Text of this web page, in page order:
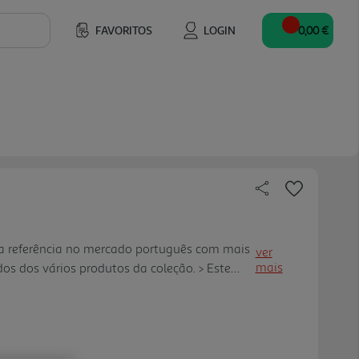
FAVORITOS LOGIN 0,00 €
referência no mercado português com mais
dos vários produtos da coleção. > Este
cartonado reúne mais de 500
fundo do mar, desporto. > Livro
com pequenas janelas para levantar
ver
mais